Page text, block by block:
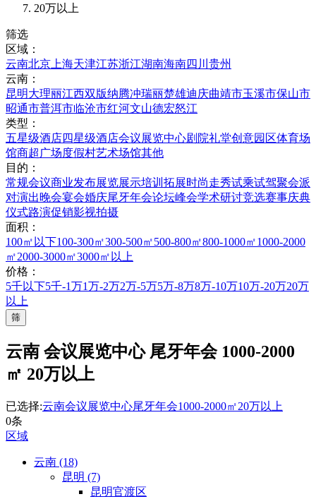
20万以上
筛选
区域：
云南北京 上海天津江苏浙江湖南海南四川 贵州
云南：
昆明大理丽江西双版纳腾冲瑞丽楚雄迪庆曲靖市玉溪市保山市
昭通市普洱市临沧市红河文山德宏怒江
类型：
五星级酒店四星级酒店会议展览中心剧院礼堂创意园区体育场
馆商超广场度假村艺术场馆其他
目的：
常规会议商业发布展览展示培训拓展时尚走秀试乘试驾聚会派
对演出晚会宴会婚庆尾牙年会论坛峰会学术研讨竞选赛事庆典
仪式路演促销影视拍摄
面积：
100㎡以下100-300㎡300-500㎡500-800㎡800-1000㎡1000-2000
㎡2000-3000㎡3000㎡以上
价格：
5千以下5千-1万1万-2万2万-5万5万-8万8万-10万10万-20万20万
以上
筛
云南 会议展览中心 尾牙年会 1000-2000
㎡ 20万以上
已选择:云南会议展览中心尾牙年会1000-2000㎡20万以上
0条
区域
云南 (18)
昆明 (7)
昆明官渡区